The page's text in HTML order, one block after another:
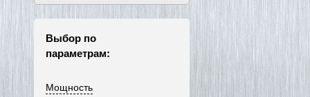
Выбор по
параметрам:
Мощность